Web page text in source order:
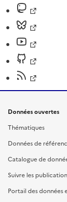
Données ouvertes
Thématiques
Données de
Catalogue de
Suivre les
Portail des données